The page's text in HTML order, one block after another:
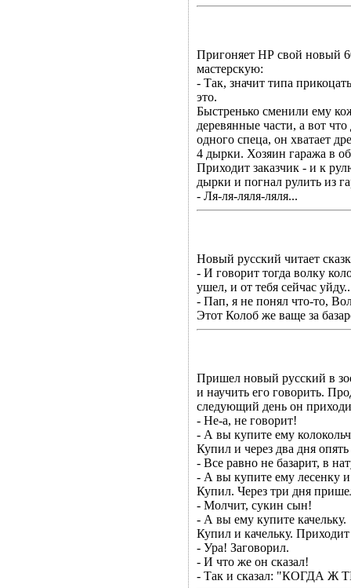
Пригоняет НР свой новый
мастерскую:
- Так, значит типа
это.
Быстренько сменили ему
деревянные части, а вот
одного спеца, он хватает
4 дырки. Хозяин гаража в
Приходит заказчик - и к
дырки и погнал рулить из
- Ля-ля-ляля-ляля...
Hовый pусский читает
- И говоpит тогда волку
ушел, и от тебя сейчас
- Пап, я не понял что-то,
Этот Колоб же ваще за
Пришел новый русский в
и научить его говорить.
следующий день он
- Не-а, не говорит!
- А вы купите ему
Купил и через два дня
- Все равно не базарит, в
- А вы купите ему лесенку и
Купил. Через три дня
- Молчит, сукин сын!
- А вы ему купите качельку.
Купил и качельку.
- Ура! Заговорил.
- И что же он сказал!
- Так и сказал: "КОГДА